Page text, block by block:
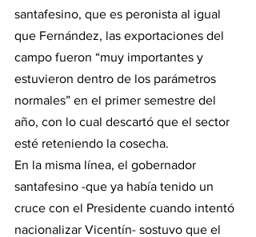
santafesino, que es peronista al igual
que Fernández, las exportaciones del
campo fueron “muy importantes y
estuvieron dentro de los parámetros
normales” en el primer semestre del
año, con lo cual descartó que el sector
esté reteniendo la cosecha.
En la misma línea, el gobernador
santafesino -que ya había tenido un
cruce con el Presidente cuando intentó
nacionalizar Vicentín- sostuvo que el